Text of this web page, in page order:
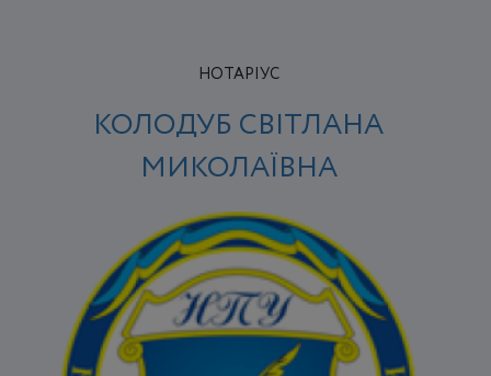
НОТАРІУС
КОЛОДУБ СВІТЛАНА
МИКОЛАЇВНА